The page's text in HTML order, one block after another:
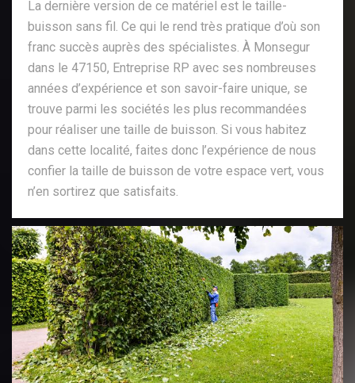
La dernière version de ce matériel est le taille-
buisson sans fil. Ce qui le rend très pratique d’où son
franc succès auprès des spécialistes. À Monsegur
dans le 47150, Entreprise RP avec ses nombreuses
années d’expérience et son savoir-faire unique, se
trouve parmi les sociétés les plus recommandées
pour réaliser une taille de buisson. Si vous habitez
dans cette localité, faites donc l’expérience de nous
confier la taille de buisson de votre espace vert, vous
n’en sortirez que satisfaits.